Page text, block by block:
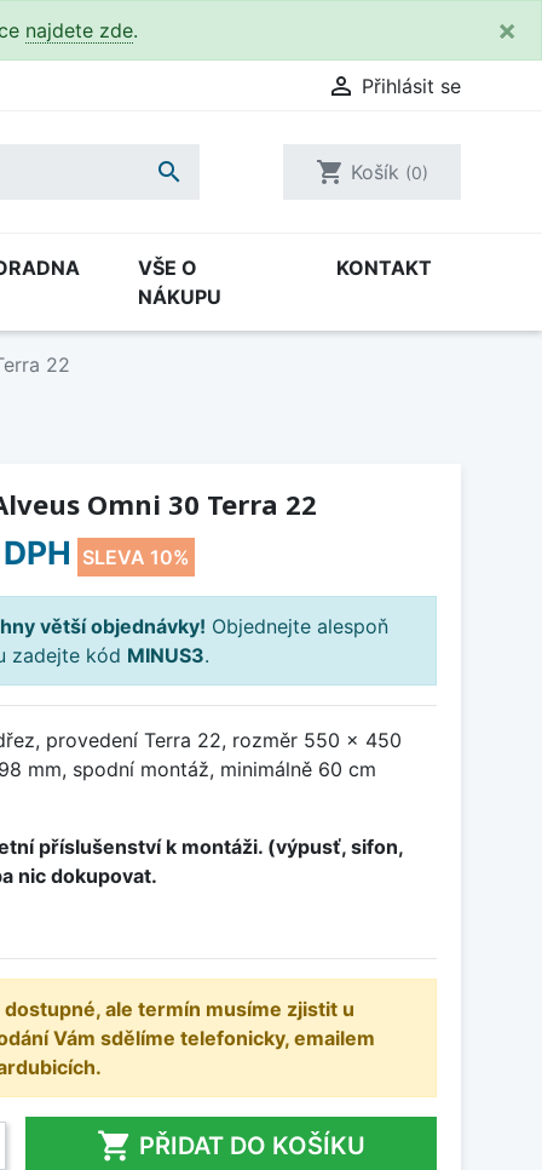
najdete zde. ×
 Přihlásit se
 shopping_cart Košík (0)
VŠE O
NÁKUPU
KONTAKT
22
Omni 30 Terra 22
SLEVA 10%
větší objednávky! Objednejte alespoň
zadejte kód MINUS3.
provedení Terra 22, rozměr 550 x 450
mm, spodní montáž, minimálně 60 cm
příslušenství k montáži. (výpusť, sifon,
nic dokupovat.
ale termín musíme zjistit u
Vám sdělíme telefonicky, emailem
 PŘIDAT DO KOŠÍKU